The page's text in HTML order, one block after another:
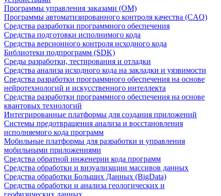
Программы управления заказами (OM)
Программы автоматизированного контроля качества (CAQ)
Средства разработки программного обеспечения
Средства подготовки исполнимого кода
Средства версионного контроля исходного кода
Библиотеки подпрограмм (SDK)
Среды разработки, тестирования и отладки
Средства анализа исходного кода на закладки и уязвимости
Средства разработки программного обеспечения на основе
нейротехнологий и искусственного интеллекта
Средства разработки программного обеспечения на основе
квантовых технологий
Интегрированные платформы для создания приложений
Системы предотвращения анализа и восстановления
исполняемого кода программ
Мобильные платформы для разработки и управления
мобильными приложениями
Средства обратной инженерии кода программ
Средства обработки и визуализации массивов данных
Средства обработки Больших Данных (BigData)
Средства обработки и анализа геологических и
геофизических данных